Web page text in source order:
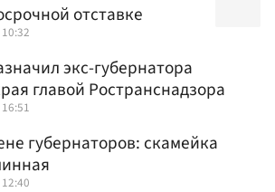
отставке
экс-губернатора
главой Ространснадзора
губернаторов: скамейка